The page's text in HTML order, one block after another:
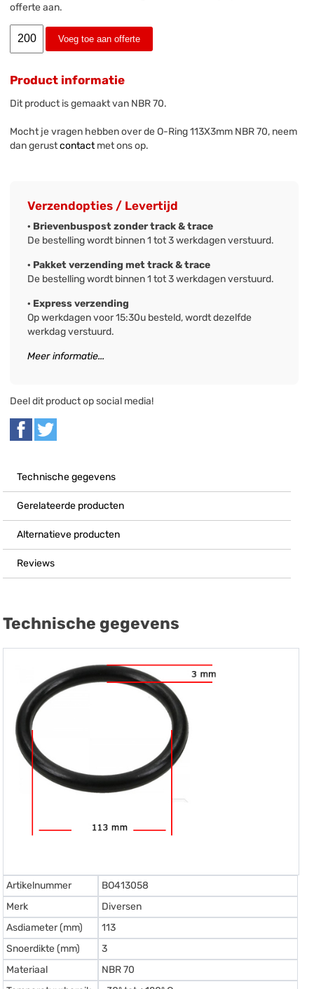
offerte aan.
Voeg toe aan offerte
Product informatie
Dit product is gemaakt van NBR 70.
Mocht je vragen hebben over de O-Ring 113X3mm NBR 70, neem
dan gerustcontactmet ons op.
Verzendopties / Levertijd
· Brievenbuspost zonder track & trace
De bestelling wordt binnen 1 tot 3 werkdagen verstuurd.
· Pakket verzending met track & trace
De bestelling wordt binnen 1 tot 3 werkdagen verstuurd.
· Express verzending
Op werkdagen voor 15:30u besteld, wordt dezelfde
werkdag verstuurd.
Meer informatie...
Deel dit product op social media!
Technische gegevens
Gerelateerde producten
Alternatieve producten
Reviews
Technische gegevens
Artikelnummer
BO413058
Merk
Diversen
Asdiameter (mm)
113
Snoerdikte (mm)
3
Materiaal
NBR 70